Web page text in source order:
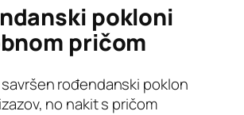
pokloni
pričom
rođendanski poklon
no nakit s pričom